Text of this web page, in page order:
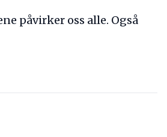
påvirker oss alle. Også